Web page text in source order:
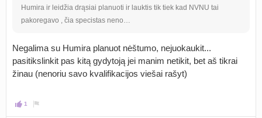
Humira ir leidžia drąsiai planuoti ir lauktis tik tiek kad NVNU tai
pakoregavo , čia specistas neno…
Negalima su Humira planuot nėštumo, nejuokaukit...
pasitikslinkit pas kitą gydytoją jei manim netikit, bet aš tikrai
žinau (nenoriu savo kvalifikacijos viešai rašyt)
1